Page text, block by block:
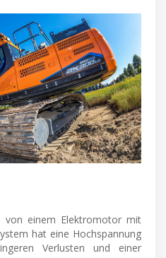
von einem Elektromotor mit
hat eine Hochspannung
Verlusten und einer